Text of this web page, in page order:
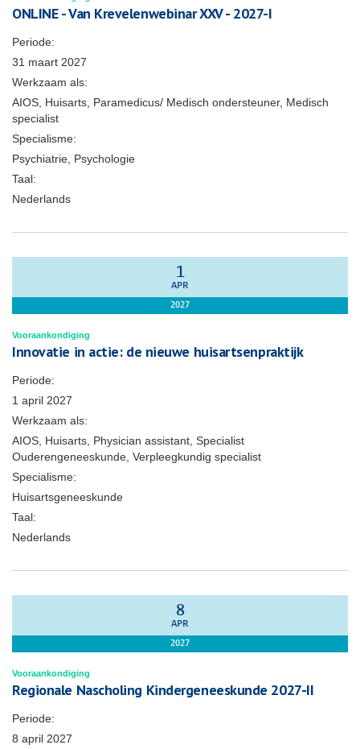
ONLINE - Van Krevelenwebinar XXV - 2027-I
Periode:
31 maart 2027
Werkzaam als:
AIOS, Huisarts, Paramedicus/ Medisch ondersteuner, Medisch
specialist
Specialisme:
Psychiatrie, Psychologie
Taal:
Nederlands
1
APR
2027
Vooraankondiging
Innovatie in actie: de nieuwe huisartsenpraktijk
Periode:
1 april 2027
Werkzaam als:
AIOS, Huisarts, Physician assistant, Specialist
Ouderengeneeskunde, Verpleegkundig specialist
Specialisme:
Huisartsgeneeskunde
Taal:
Nederlands
8
APR
2027
Vooraankondiging
Regionale Nascholing Kindergeneeskunde 2027-II
Periode:
8 april 2027